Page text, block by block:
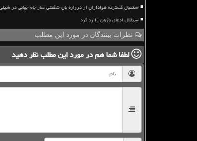
استقبال گسترده هواداران از دروازه بان شگفتی ساز جام جهانی در شیلی
استقلال ادعای نازون را رد کرد
نظرات بینندگان در مورد این مطلب
لطفا شما همدر مورد این مطلبنظر دهید